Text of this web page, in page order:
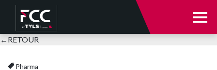
← RETOUR
Pharma